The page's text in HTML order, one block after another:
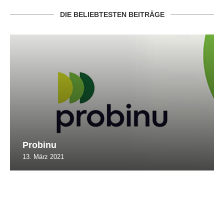
DIE BELIEBTESTEN BEITRÄGE
Probinu
13. März 2021